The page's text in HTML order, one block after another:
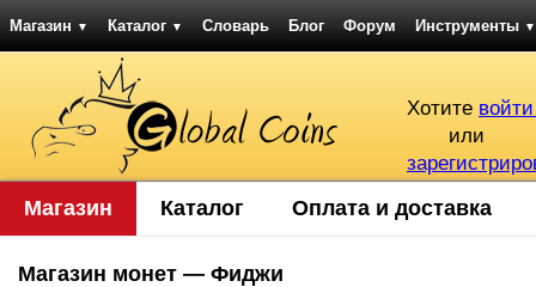
Магазин ▼ Каталог ▼ Словарь Блог Форум Инструменты ▼
Хотите
или
Магазин Каталог Оплата и доставка
Магазин монет — Фиджи